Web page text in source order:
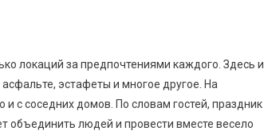
локаций за предпочтениями каждого. Здесь и
эстафеты и многое другое. На
с соседних домов. По словам гостей, праздник
объединить людей и провести вместе весело